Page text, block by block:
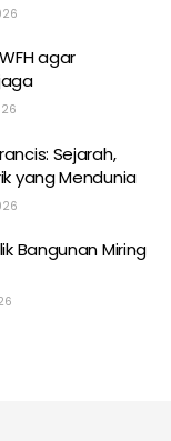
agar
Sejarah,
yang Mendunia
Bangunan Miring